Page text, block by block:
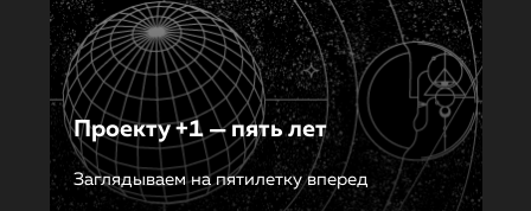
Проекту +1 — пять лет
Заглядываем на пятилетку вперед